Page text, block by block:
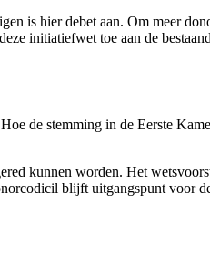
is hier debet aan. Om meer
initiatiefwet toe aan de
de stemming in de Eerste
kunnen worden. Het
blijft uitgangspunt voor